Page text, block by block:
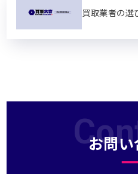
買取業者の選
お問